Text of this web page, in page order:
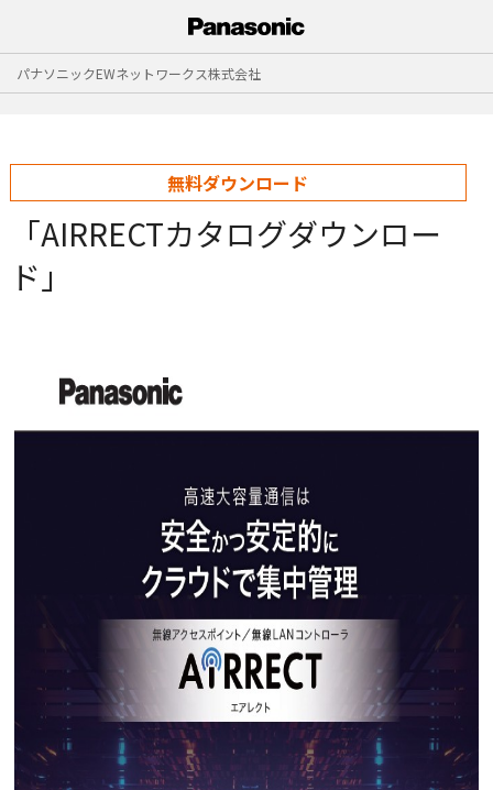
パナソニックEWネットワークス株式会社
無料ダウンロード
「AIRRECTカタログダウンロー
ド」